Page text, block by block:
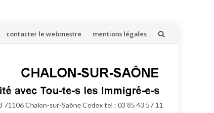
Aller
contenu
contacter le webmestre mentions légales
71106 Chalon-sur-Saône Cedex tel : 03 85 43 57 11